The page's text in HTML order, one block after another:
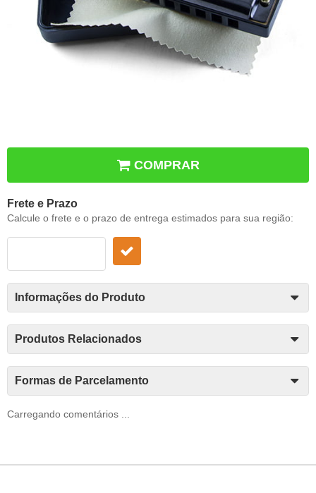
COMPRAR
Frete e Prazo
Calcule o frete e o prazo de entrega estimados para sua região:
Informações do Produto
Produtos Relacionados
Formas de Parcelamento
Carregando comentários ...